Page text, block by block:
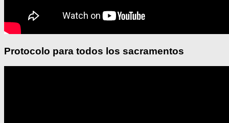
Protocolo para todos los sacramentos